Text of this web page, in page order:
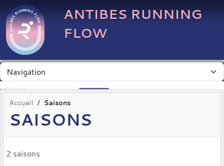
ANTIBES RUNNING
FLOW
Accueil Saisons
SAISONS
2 saisons
Panneau de gestion des cookies